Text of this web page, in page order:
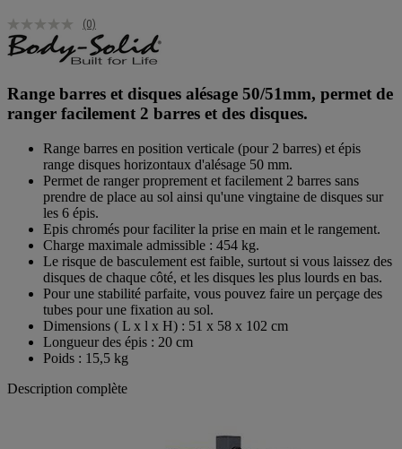
(0)
Range barres et disques alésage 50/51mm, permet de
ranger facilement 2 barres et des disques.
Range barres en position verticale (pour 2 barres) et épis
range disques horizontaux d'alésage 50 mm.
Permet de ranger proprement et facilement 2 barres sans
prendre de place au sol ainsi qu'une vingtaine de disques sur
les 6 épis.
Epis chromés pour faciliter la prise en main et le rangement.
Charge maximale admissible : 454 kg.
Le risque de basculement est faible, surtout si vous laissez des
disques de chaque côté, et les disques les plus lourds en bas.
Pour une stabilité parfaite, vous pouvez faire un perçage des
tubes pour une fixation au sol.
Dimensions ( L x l x H) : 51 x 58 x 102 cm
Longueur des épis : 20 cm
Poids : 15,5 kg
Description complète